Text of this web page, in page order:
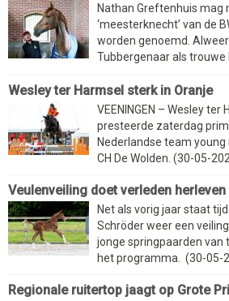
Nathan Greftenhuis mag
‘meesterknecht’ van de
worden genoemd.
Tubbergenaar als trouwe
Wesley ter Harmsel sterk in Oranje
VEENINGEN – Wesley ter
presteerde zaterdag
Nederlandse team
CH De Wolden. (30-05-
Veulenveiling doet verleden herleven
Net als vorig jaar staat
Schröder weer een
jonge springpaarden van
het programma. (30-05-
Regionale ruitertop jaagt op Grote